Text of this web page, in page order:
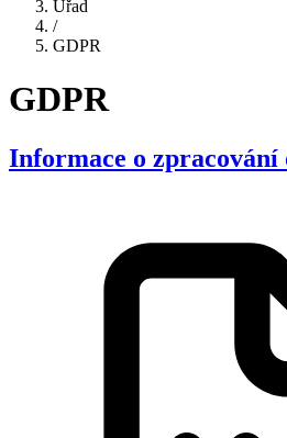
Úřad
/
GDPR
GDPR
Informace o zpracování